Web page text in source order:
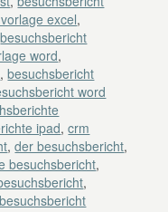
excel,
besuchsbericht
word,
,besuchsbericht
word
ipad,crm
,der besuchsbericht,
besuchsbericht,
,